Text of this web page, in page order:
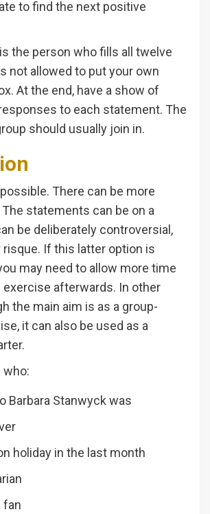
to find the next positive
the person who fills all twelve
not allowed to put your own
At the end, have a show of
to each statement. The
should usually join in.
There can be more
statements can be on a
be deliberately controversial,
risque. If this latter option is
may need to allow more time
afterwards. In other
the main aim is as a group-
it can also be used as a
who:
Barbara Stanwyck was
holiday in the last month
fan